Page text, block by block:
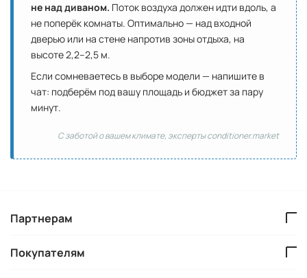
не над диваном. Поток воздуха должен идти вдоль, а
не поперёк комнаты. Оптимально — над входной
дверью или на стене напротив зоны отдыха, на
высоте 2,2–2,5 м.
Если сомневаетесь в выборе модели — напишите в
чат: подберём под вашу площадь и бюджет за пару
минут.
С заботой о вашем климате, эксперты conditioner.market
Партнерам
Покупателям